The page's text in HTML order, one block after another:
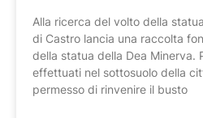
Alla ricerca del volto della
di Castro lancia una raccolta
della statua della Dea Minerva.
effettuati nel sottosuolo della
permesso di rinvenire il busto